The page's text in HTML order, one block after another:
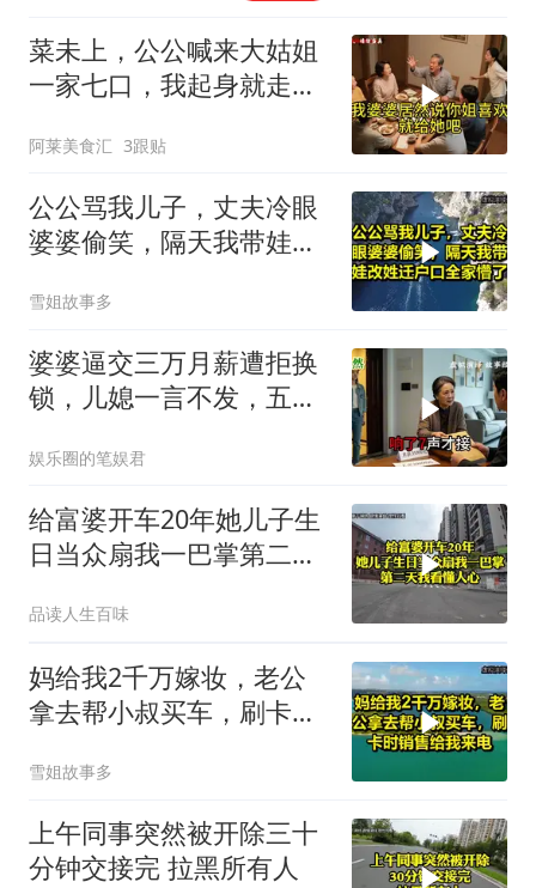
菜未上，公公喊来大姑姐
一家七口，我起身就走，
阿莱美食汇 3跟贴
公公骂我儿子，丈夫冷眼
婆婆偷笑，隔天我带娃改
雪姐故事多
婆婆逼交三万月薪遭拒换
锁，儿媳一言不发，五天
娱乐圈的笔娱君
给富婆开车20年她儿子生
日当众扇我一巴掌第二天
品读人生百味
妈给我2千万嫁妆，老公
拿去帮小叔买车，刷卡时
雪姐故事多
上午同事突然被开除三十
分钟交接完 拉黑所有人